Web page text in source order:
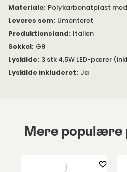
Materiale: Polykarbonatplast
Leveres som: Umonteret
Produktionsland: Italien
Sokkel: G9
Lyskilde: 3 stk 4,5W LED-pærer
Lyskilde inkluderet: Ja
Mere populære